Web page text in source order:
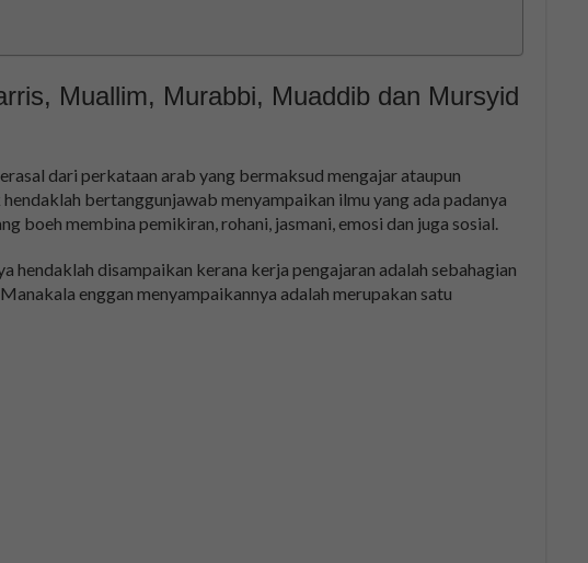
Muallim, Murabbi, Muaddib dan Mursyid
dari perkataan arab yang bermaksud mengajar ataupun
bertanggunjawab menyampaikan ilmu yang ada padanya
boeh membina pemikiran, rohani, jasmani, emosi dan juga sosial.
hendaklah disampaikan kerana kerja pengajaran adalah sebahagian
enggan menyampaikannya adalah merupakan satu